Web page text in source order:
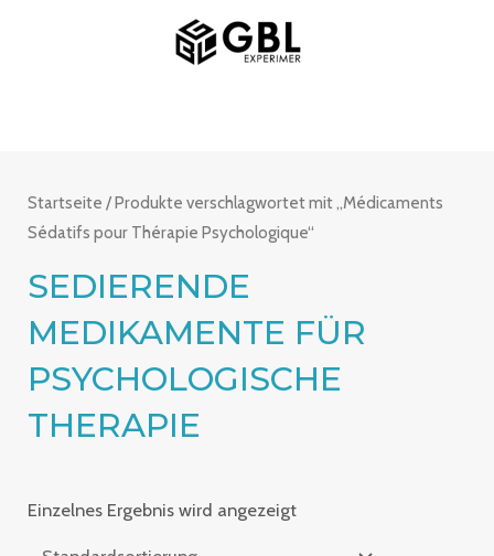
MAIN
MENU
Startseite / Produkte verschlagwortet mit „Médicaments
Sédatifs pour Thérapie Psychologique“
SEDIERENDE
MEDIKAMENTE FÜR
PSYCHOLOGISCHE
THERAPIE
Einzelnes Ergebnis wird angezeigt